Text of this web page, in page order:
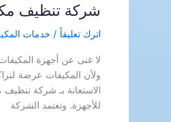
شركة تنظيف
اترك تعليقاً / خدمات
لا غنى عن أجهزة
ولأن المكيفات عرضة
الاستعانة بـ شركة
للأجهزة. وتعتمد الشركة